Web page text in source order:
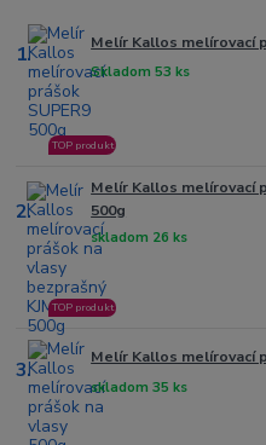
1. Melír Kallos melírovací
Skladom 53 ks
TOP produkt
2.
Melír Kallos melírovací
500g
skladom 26 ks
TOP produkt
3. Melír Kallos melírovací
skladom 35 ks